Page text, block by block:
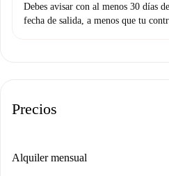
Debes avisar con al menos 30 días
fecha de salida, a menos que tu
Precios
Alquiler mensual